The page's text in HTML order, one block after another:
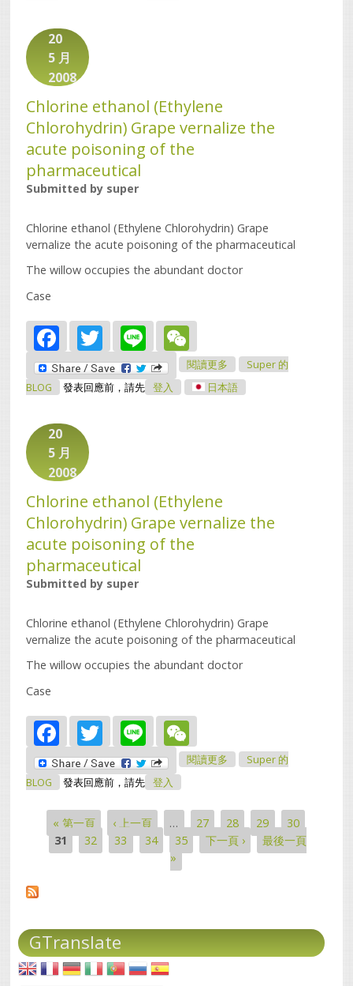
20
5 月
2008
Chlorine ethanol (Ethylene
Chlorohydrin) Grape vernalize the
acute poisoning of the
pharmaceutical
Submitted by super
Chlorine ethanol (Ethylene Chlorohydrin) Grape
vernalize the acute poisoning of the pharmaceutical
The willow occupies the abundant doctor
Case
Facebook
Twitter
Line
閱讀更多關於Chlorine Ethanol
(Ethylene Chlorohydrin)
Grape Vernalize The
Super 的
BLOG
發表回應前，請先 登入 日本語
20
5 月
2008
Chlorine ethanol (Ethylene
Chlorohydrin) Grape vernalize the
acute poisoning of the
pharmaceutical
Submitted by super
Chlorine ethanol (Ethylene Chlorohydrin) Grape
vernalize the acute poisoning of the pharmaceutical
The willow occupies the abundant doctor
Case
Facebook
Twitter
Line
閱讀更多關於Chlorine Ethanol
(Ethylene Chlorohydrin)
Pharmaceutical
Super 的
BLOG
發表回應前，請先 登入
頁面
« 第一頁 ‹ 上一頁 … 27 28 29
30
31
32 33 34 35 下一頁 ›
最後一頁
»
GTranslate